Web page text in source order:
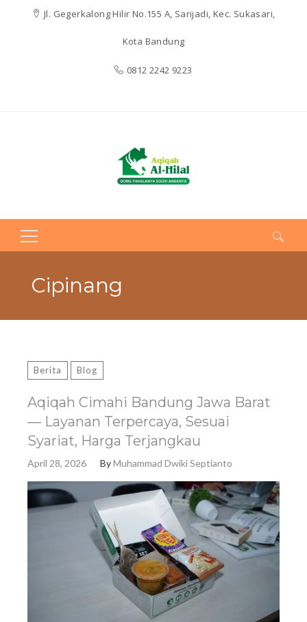
Jl. Gegerkalong Hilir No.155 A, Sarijadi, Kec. Sukasari,
Kota Bandung
0812 2242 9223
Search
Cipinang
Berita Blog
Aqiqah Cimahi Bandung Jawa Barat
— Layanan Terpercaya, Sesuai
Syariat, Harga Terjangkau
April 28, 2026 ByMuhammad Dwiki Septianto